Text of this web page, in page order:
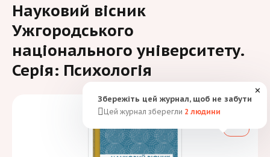
Науковий вісник
Ужгородського
національного університету.
Серія: Психологія
Збережіть цей журнал, щоб не забути
Цей журнал зберегли 2 людини
✕